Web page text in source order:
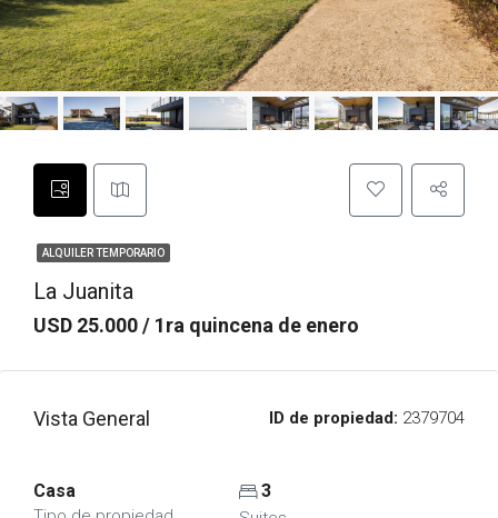
ALQUILER TEMPORARIO
La Juanita
USD 25.000 / 1ra quincena de enero
Vista General ID de propiedad: 2379704
Casa 3